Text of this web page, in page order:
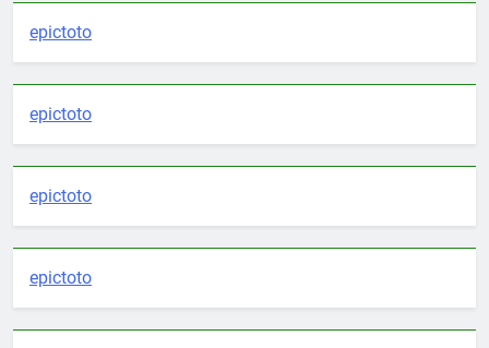
epictoto
epictoto
epictoto
epictoto